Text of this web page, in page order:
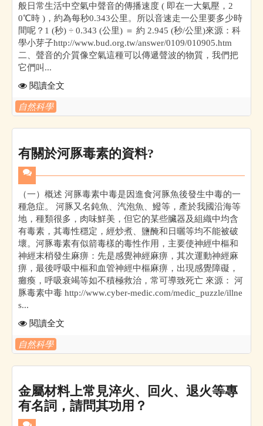
般日常生活中空氣中聲音的傳播速度 ( 即在一大氣壓，2
0℃時 )，約為每秒0.343公里。所以音速走一公里要多少時
間呢？1 (秒) ÷ 0.343 (公里) ＝ 約 2.945 (秒/公里)來源：科
學小芽子http://www.bud.org.tw/answer/0109/010905.htm
二、聲音的介質像空氣這種可以傳遞聲波的物質，我們把
它們叫...
閱讀全文
自然科學
有關於河豚毒素的資料?
（一）概述 河豚毒素中毒是因進食河豚魚後發生中毒的一
種急症。 河豚又名鈍魚、汽泡魚、鱍等，產於我國沿海等
地，種類很多，肉味鮮美，但它的某些臟器及組織中均含
有毒素，其毒性穩定，經炒煮、鹽醃和日曬等均不能被破
壞。河豚毒素有似箭毒樣的毒性作用，主要使神經中樞和
神經末梢發生麻痹：先是感覺神經麻痹，其次運動神經麻
痹，最後呼吸中樞和血管神經中樞麻痹，出現感覺障礙，
癱瘓，呼吸衰竭等如不積極救治，常可導致死亡 來源： 河
豚毒素中毒 http://www.cyber-medic.com/medic_puzzle/illne
s...
閱讀全文
自然科學
金屬材料上常見淬火、回火、退火等專
有名詞，請問其功用？